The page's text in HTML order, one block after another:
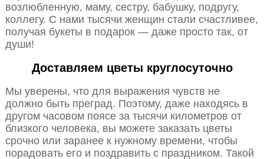
возлюбленную, маму, сестру, бабушку, подругу,
коллегу. С нами тысячи женщин стали счастливее,
получая букеты в подарок — даже просто так, от
души!
Доставляем цветы круглосуточно
Мы уверены, что для выражения чувств не
должно быть преград. Поэтому, даже находясь в
другом часовом поясе за тысячи километров от
близкого человека, вы можете заказать цветы
срочно или заранее к нужному времени, чтобы
порадовать его и поздравить с праздником. Такой